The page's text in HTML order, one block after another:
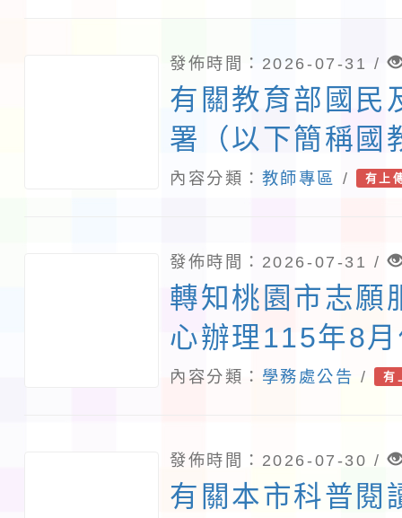
發佈時間：2026-07-31 /
有關教育部國民
署（以下簡稱國
國立臺中教育大
職教師臺灣台語
能課程計畫」1
所屬教師踴躍參
照。
內容分類： 教師專區 / 有上
發佈時間：2026-07-31 /
轉知桃園市志願
心辦理115年8
務教育訓練課程
內容分類： 學務處公告 / 有
發佈時間：2026-07-30 /
有關本市科普閱